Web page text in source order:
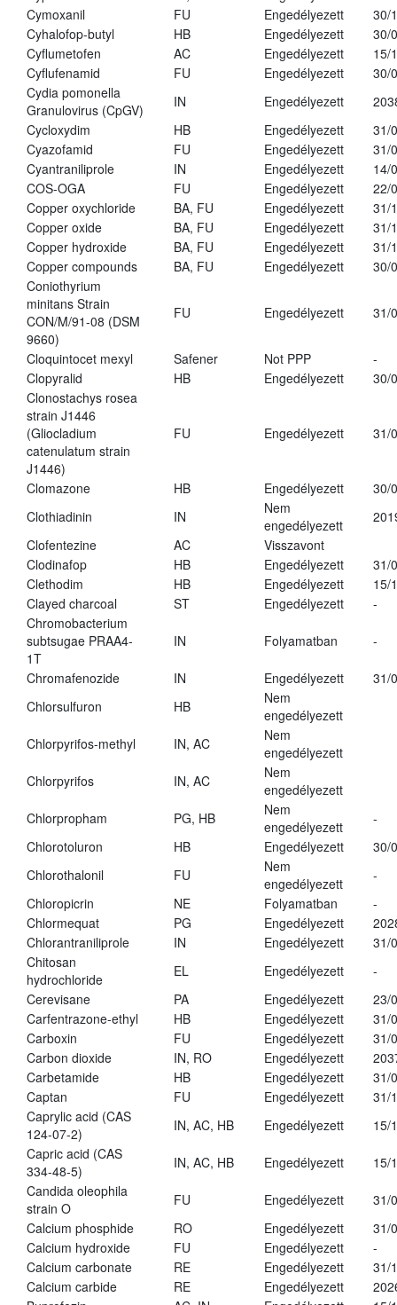
Cymoxanil
FU Engedélyezett
30/
Cyhalofop-butyl
HB Engedélyezett
30/
Cyflumetofen
AC Engedélyezett
15/
Cyflufenamid
FU Engedélyezett
30/
Cydia pomonella
Granulovirus (CpGV)
IN Engedélyezett
Cycloxydim
HB Engedélyezett
31/
Cyazofamid
FU Engedélyezett
31/
Cyantraniliprole
IN Engedélyezett
14/
COS-OGA
FU Engedélyezett
22/
Copper oxychloride
BA, FU Engedélyezett
31/
Copper oxide
BA, FU Engedélyezett
31/
Copper hydroxide
BA, FU Engedélyezett
31/
Copper compounds
BA, FU Engedélyezett
30/
Coniothyrium
minitans Strain
CON/M/91-08 (DSM
9660)
FU Engedélyezett 31/
Cloquintocet mexyl Safener Not PPP
-
Clopyralid
HB Engedélyezett
30/
Clonostachys rosea
strain J1446
(Gliocladium
catenulatum strain
J1446)
FU Engedélyezett 31/
Clomazone HB Engedélyezett
30/
Clothiadinin
IN
Nem
engedélyezett
Clofentezine
AC
Visszavont
Clodinafop
HB Engedélyezett
31/
Clethodim
HB Engedélyezett
15/
Clayed charcoal
ST Engedélyezett
-
Chromobacterium
subtsugae PRAA4-
1T
IN Folyamatban -
Chromafenozide IN Engedélyezett
31/
Chlorsulfuron
HB
Nem
engedélyezett
Chlorpyrifos-methyl
IN, AC
Nem
engedélyezett
Chlorpyrifos
IN, AC
Nem
engedélyezett
Chlorpropham
PG, HB
Nem
engedélyezett
-
Chlorotoluron
HB Engedélyezett
30/
Chlorothalonil
FU
Nem
engedélyezett
-
Chloropicrin
NE Folyamatban
-
Chlormequat
PG Engedélyezett
Chlorantraniliprole
IN Engedélyezett
31/
Chitosan
hydrochloride
EL Engedélyezett
-
Cerevisane
PA Engedélyezett
23/
Carfentrazone-ethyl
HB Engedélyezett
31/
Carboxin
FU Engedélyezett
31/
Carbon dioxide
IN, RO Engedélyezett
Carbetamide
HB Engedélyezett
31/
Captan
FU Engedélyezett
31/
Caprylic acid (CAS
124-07-2)
IN, AC, HB Engedélyezett
15/
Capric acid (CAS
334-48-5)
IN, AC, HB Engedélyezett
15/
Candida oleophila
strain O
FU Engedélyezett
31/
Calcium phosphide
RO Engedélyezett
31/
Calcium hydroxide
FU Engedélyezett
-
Calcium carbonate
RE Engedélyezett
31/
Calcium carbide
RE Engedélyezett